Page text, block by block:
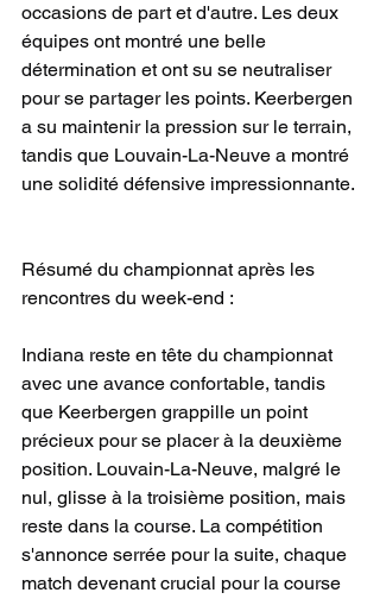
occasions de part et d'autre. Les deux
équipes ont montré une belle
détermination et ont su se neutraliser
pour se partager les points. Keerbergen
a su maintenir la pression sur le terrain,
tandis que Louvain-La-Neuve a montré
une solidité défensive impressionnante.
Résumé du championnat après les
rencontres du week-end :
Indiana reste en tête du championnat
avec une avance confortable, tandis
que Keerbergen grappille un point
précieux pour se placer à la deuxième
position. Louvain-La-Neuve, malgré le
nul, glisse à la troisième position, mais
reste dans la course. La compétition
s'annonce serrée pour la suite, chaque
match devenant crucial pour la course